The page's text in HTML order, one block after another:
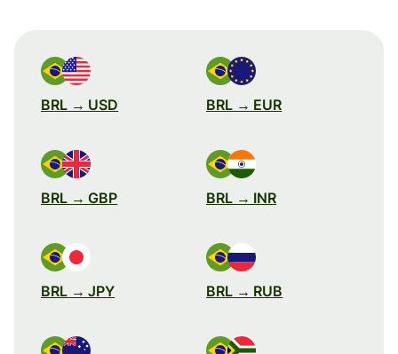
BRL → USD BRL → EUR
BRL → GBP BRL → INR
BRL → JPY BRL → RUB